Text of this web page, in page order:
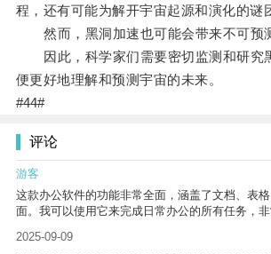
程，还有可能为解开宇宙起源和演化的谜
然而，黑洞加速也可能会带来不可预
因此，科学家们需要密切监测和研究
便更好地理解和预测宇宙的未来。
#44#
评论
游客
这款办公软件的功能非常全面，涵盖了文档、表
面。我可以使用它来完成日常办公的所有任务，非
2025-09-09